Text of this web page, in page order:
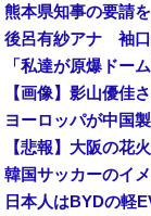
インド、ロシアの
後呂有紗アナ 袖口
ヨーロッパが中国
【悲報】大阪の花
韓国サッカーのイ